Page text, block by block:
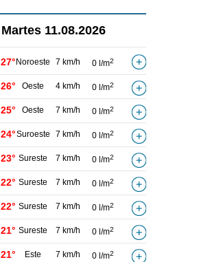
Martes 11.08.2026
27° Noroeste 7 km/h 0 l/m2
26° Oeste 4 km/h 0 l/m2
25° Oeste 7 km/h 0 l/m2
24°Suroeste 7 km/h 0 l/m2
23° Sureste 7 km/h 0 l/m2
22° Sureste 7 km/h 0 l/m2
22° Sureste 7 km/h 0 l/m2
21° Sureste 7 km/h 0 l/m2
21° Este 7 km/h 0 l/m2